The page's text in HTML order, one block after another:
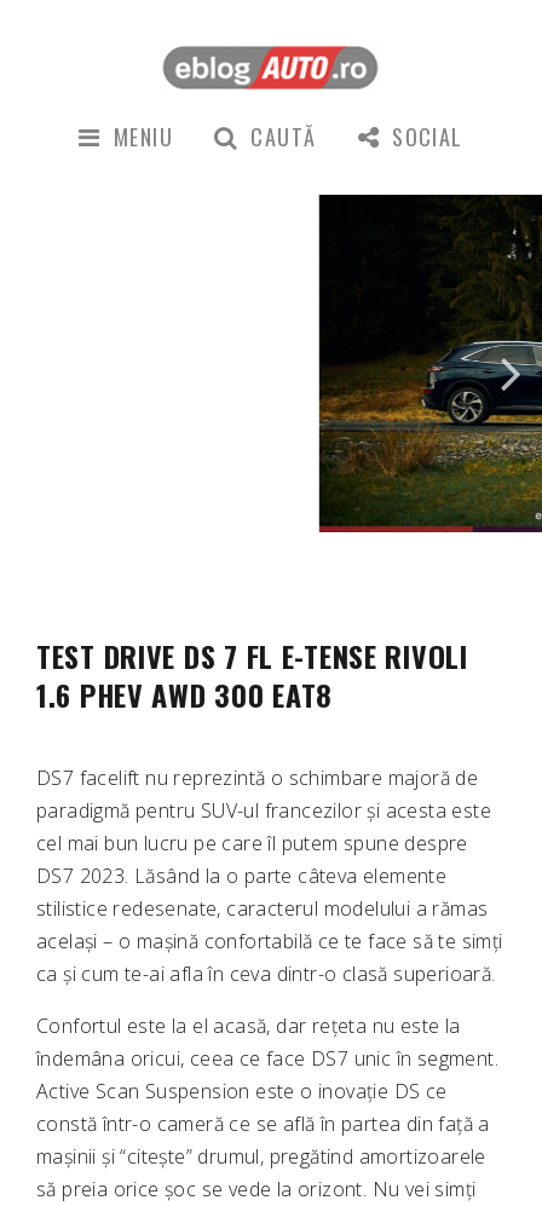
MENIU CAUTĂ SOCIAL
TEST DRIVE DS 7 FL E-TENSE RIVOLI
1.6 PHEV AWD 300 EAT8
DS7 facelift nu reprezintă o schimbare majoră de
paradigmă pentru SUV-ul francezilor și acesta este
cel mai bun lucru pe care îl putem spune despre
DS7 2023. Lăsând la o parte câteva elemente
stilistice redesenate, caracterul modelului a rămas
același – o mașină confortabilă ce te face să te simți
ca și cum te-ai afla în ceva dintr-o clasă superioară.
Confortul este la el acasă, dar rețeta nu este la
îndemâna oricui, ceea ce face DS7 unic în segment.
Active Scan Suspension este o inovație DS ce
constă într-o cameră ce se află în partea din față a
mașinii și “citește” drumul, pregătind amortizoarele
să preia orice șoc se vede la orizont. Nu vei simți